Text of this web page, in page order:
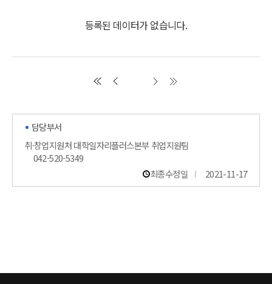
등록된 데이터가 없습니다.
담당부서
취·창업지원처 대학일자리플러스본부 취업지원팀
042-520-5349
최종수정일
2021-11-17